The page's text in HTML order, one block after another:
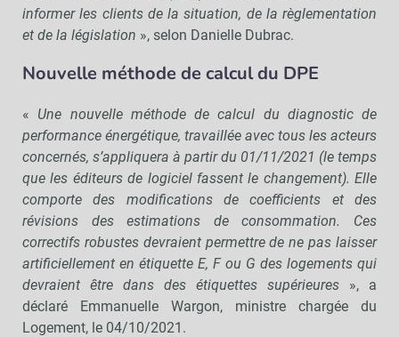
informer les clients de la situation, de la règlementation
et de la législation », selon Danielle Dubrac.
Nouvelle méthode de calcul du DPE
« Une nouvelle méthode de calcul du diagnostic de
performance énergétique, travaillée avec tous les acteurs
concernés, s’appliquera à partir du 01/11/2021 (le temps
que les éditeurs de logiciel fassent le changement). Elle
comporte des modifications de coefficients et des
révisions des estimations de consommation. Ces
correctifs robustes devraient permettre de ne pas laisser
artificiellement en étiquette E, F ou G des logements qui
devraient être dans des étiquettes supérieures », a
déclaré Emmanuelle Wargon, ministre chargée du
Logement, le 04/10/2021.